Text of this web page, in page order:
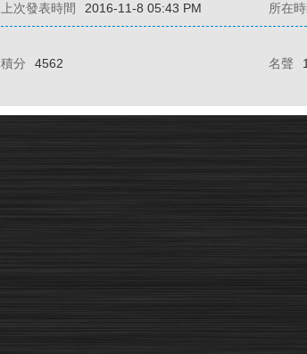
上次發表時間 2016-11-8 05:43 PM 所在
積分 4562 名聲